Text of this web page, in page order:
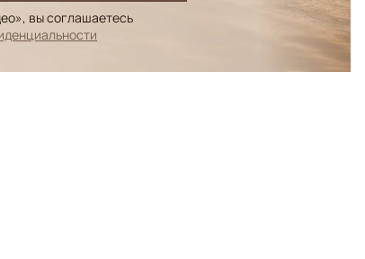
вы соглашаетесь